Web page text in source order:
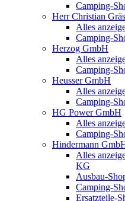
Camping-
Herr Christian
Alles
Camping-
Herzog GmbH
Alles
Camping-
Heusser GmbH
Alles
Camping-
HG Power GmbH
Alles
Camping-
Hindermann
Alles
KG
Ausbau-
Camping-
Ersatzteile-